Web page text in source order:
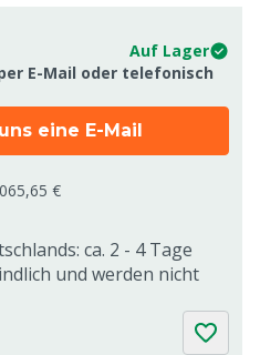
Auf Lager
E-Mail oder telefonisch
eine E-Mail
€
ca. 2 - 4 Tage
und werden nicht